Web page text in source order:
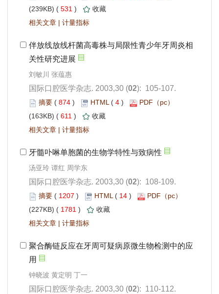
531 )
|
): 105-107.
874 ) 4 )
611 )
|
汤亚玲 谭红 周学东
): 108-109.
1207 ) 14 )
1781 )
|
): 110-112.